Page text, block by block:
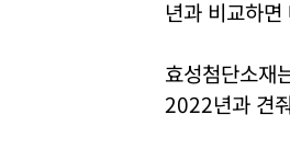
년과 비교하
효성첨단소재
2022년과 견